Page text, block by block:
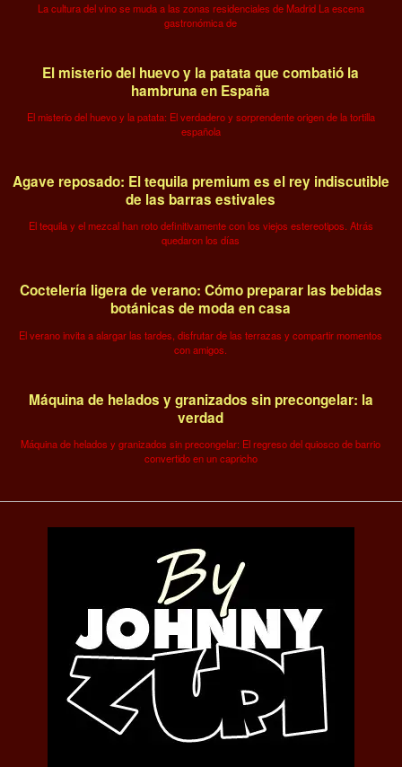
La cultura del vino se muda a las zonas residenciales de Madrid La escena
gastronómica de
El misterio del huevo y la patata que combatió la
hambruna en España
El misterio del huevo y la patata: El verdadero y sorprendente origen de la tortilla
española
Agave reposado: El tequila premium es el rey indiscutible
de las barras estivales
El tequila y el mezcal han roto definitivamente con los viejos estereotipos. Atrás
quedaron los días
Coctelería ligera de verano: Cómo preparar las bebidas
botánicas de moda en casa
El verano invita a alargar las tardes, disfrutar de las terrazas y compartir momentos
con amigos.
Máquina de helados y granizados sin precongelar: la
verdad
Máquina de helados y granizados sin precongelar: El regreso del quiosco de barrio
convertido en un capricho